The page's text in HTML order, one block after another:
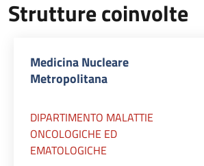
Strutture coinvolte
Medicina Nucleare
Metropolitana
DIPARTIMENTO MALATTIE
ONCOLOGICHE ED
EMATOLOGICHE